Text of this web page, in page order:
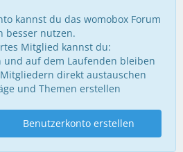
kannst du das womobox Forum
besser nutzen.
Mitglied kannst du:
und auf dem Laufenden bleiben
direkt austauschen
und Themen erstellen
Benutzerkonto erstellen